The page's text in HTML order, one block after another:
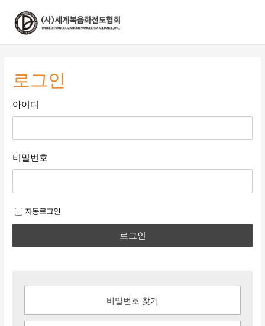
로그인
아이디
비밀번호
자동로그인
로그인
비밀번호 찾기